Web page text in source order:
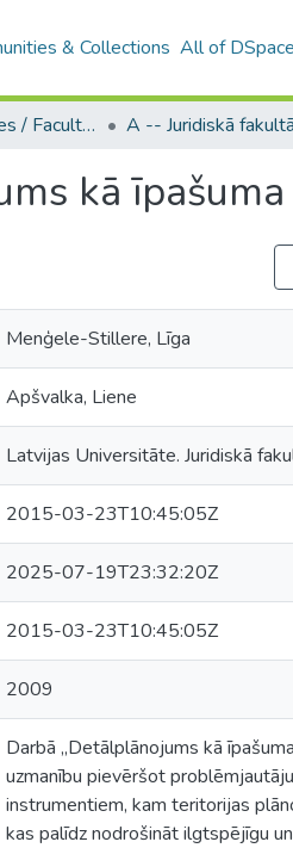
& Collections All of DSpace
B4 – LU fakultātes / Faculties of the UL
kā
Menģele-Stillere, Līga
Apšvalka, Liene
Latvijas Universitāte. Juridiskā
2015-03-23T10:45:05Z
2025-07-19T23:32:20Z
2015-03-23T10:45:05Z
2009
Darbā „Detālplānojums kā
uzmanību pievēršot
instrumentiem, kam teritorijas
kas palīdz nodrošināt ilgtspējīgu